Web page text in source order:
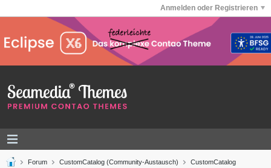
Anmelden oder Registrieren
Forum CustomCatalog (Community-Austausch) CustomCatalog